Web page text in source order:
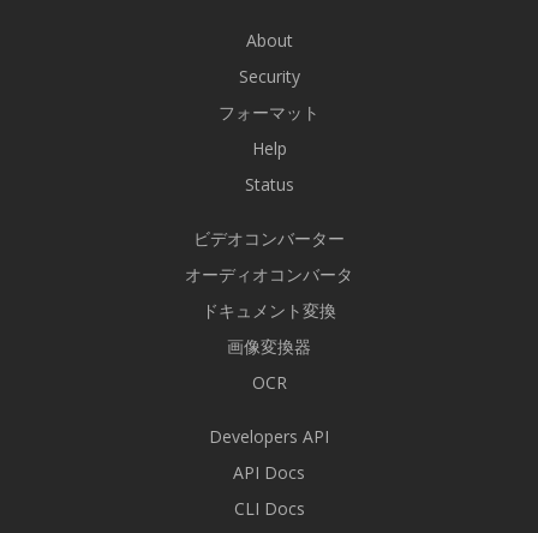
About
Security
フォーマット
Help
Status
ビデオコンバーター
オーディオコンバータ
ドキュメント変換
画像変換器
OCR
Developers API
API Docs
CLI Docs